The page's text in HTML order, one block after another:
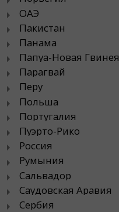
ОАЭ
Пакистан
Панама
Папуа-Новая Гвинея
Парагвай
Перу
Польша
Португалия
Пуэрто-Рико
Россия
Румыния
Сальвадор
Саудовская Аравия
Сербия